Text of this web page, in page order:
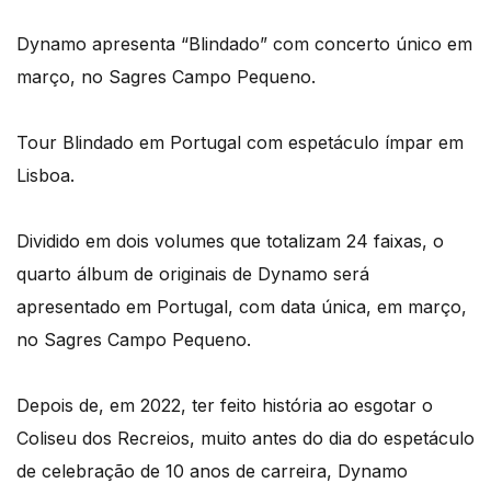
Dynamo apresenta “Blindado” com concerto único em
março, no Sagres Campo Pequeno.
Tour Blindado em Portugal com espetáculo ímpar em
Lisboa.
Dividido em dois volumes que totalizam 24 faixas, o
quarto álbum de originais de Dynamo será
apresentado em Portugal, com data única, em março,
no Sagres Campo Pequeno.
Depois de, em 2022, ter feito história ao esgotar o
Coliseu dos Recreios, muito antes do dia do espetáculo
de celebração de 10 anos de carreira, Dynamo